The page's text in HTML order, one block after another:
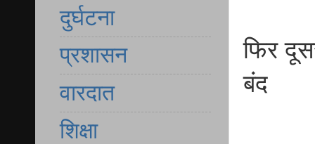
फिर
बंद
दुर्घटना
प्रशासन
वारदात
शिक्षा